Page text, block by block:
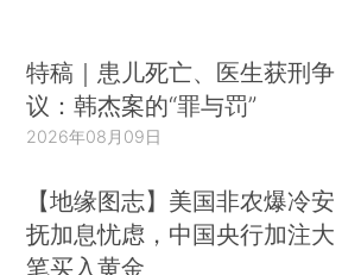
特稿｜患儿死亡、医生获刑争
议：韩杰案的“罪与罚”
2026年08月09日
【地缘图志】美国非农爆冷安
抚加息忧虑，中国央行加注大
笔买入黄金